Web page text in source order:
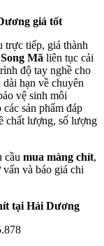
giá tốt
trực tiếp, giá thành
Mã liên tục cải
độ tay nghề cho
hạn về chuyên
vệ sinh môi
sản phẩm đáp
chất lượng, số lượng
cầu mua màng chít,
và báo giá chi
tại Hải Dương